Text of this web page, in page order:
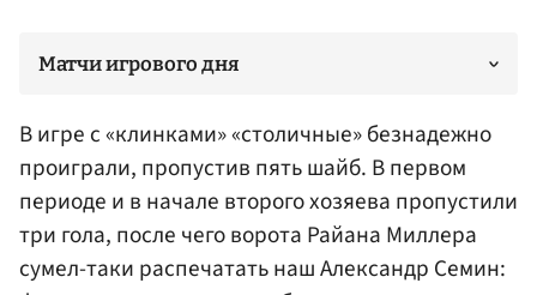
Матчи игрового дня
В игре с «клинками» «столичные» безнадежно
проиграли, пропустив пять шайб. В первом
периоде и в начале второго хозяева пропустили
три гола, после чего ворота Райана Миллера
сумел-таки распечатать нашАлександр Семин: